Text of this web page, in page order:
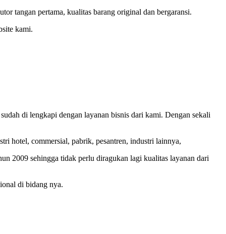
tangan pertama, kualitas barang original dan bergaransi.
kami.
di lengkapi dengan layanan bisnis dari kami. Dengan sekali
hotel, commersial, pabrik, pesantren, industri lainnya,
2009 sehingga tidak perlu diragukan lagi kualitas layanan dari
di bidang nya.